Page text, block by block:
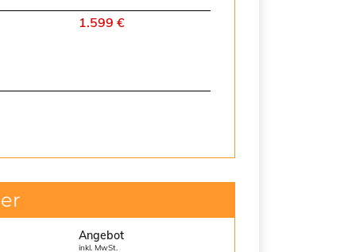
1.599 €
Angebot
inkl. MwSt.